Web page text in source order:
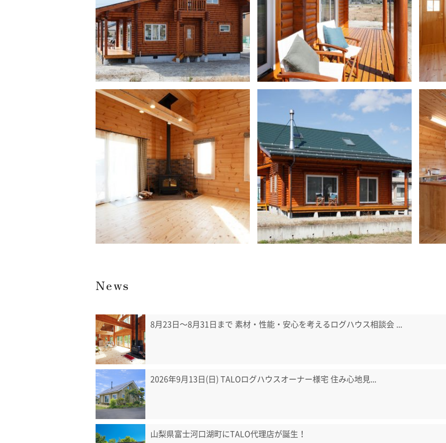
News
8月23日〜8月31日まで 素材・性能・安心を考えるログハウス相談会 ...
2026年9月13日(日) TALOログハウスオーナー様宅 住み心地見...
山梨県富士河口湖町にTALO代理店が誕生！